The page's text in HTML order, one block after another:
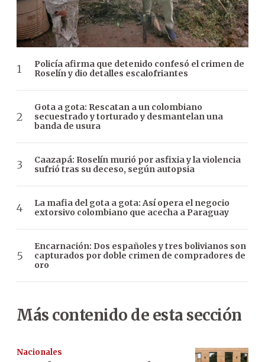
Policía afirma que detenido confesó el crimen de
Roselín y dio detalles escalofriantes
Gota a gota: Rescatan a un colombiano
secuestrado y torturado y desmantelan una
banda de usura
Caazapá: Roselín murió por asfixia y la violencia
sufrió tras su deceso, según autopsia
La mafia del gota a gota: Así opera el negocio
extorsivo colombiano que acecha a Paraguay
Encarnación: Dos españoles y tres bolivianos son
capturados por doble crimen de compradores de
oro
Más contenido de esta sección
Nacionales